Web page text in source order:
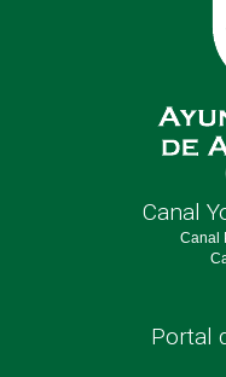
Canal
Canal
Portal